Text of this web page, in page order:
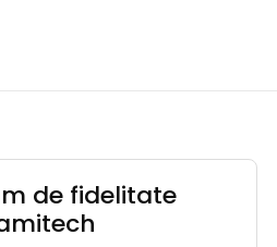
de fidelitate